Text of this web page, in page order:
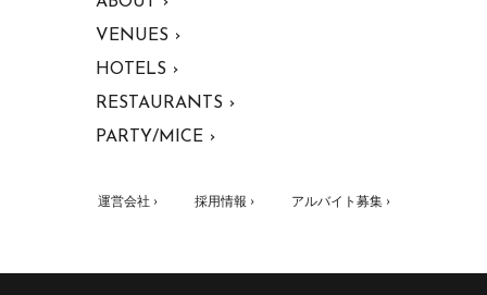
VENUES ›
HOTELS ›
RESTAURANTS ›
PARTY/MICE ›
運営会社 › 採用情報 › アルバイト募集 ›